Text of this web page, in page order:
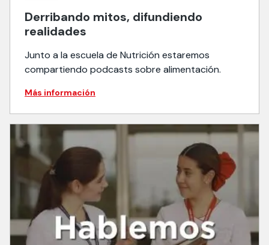
Derribando mitos, difundiendo
realidades
Junto a la escuela de Nutrición estaremos
compartiendo podcasts sobre alimentación.
Más información